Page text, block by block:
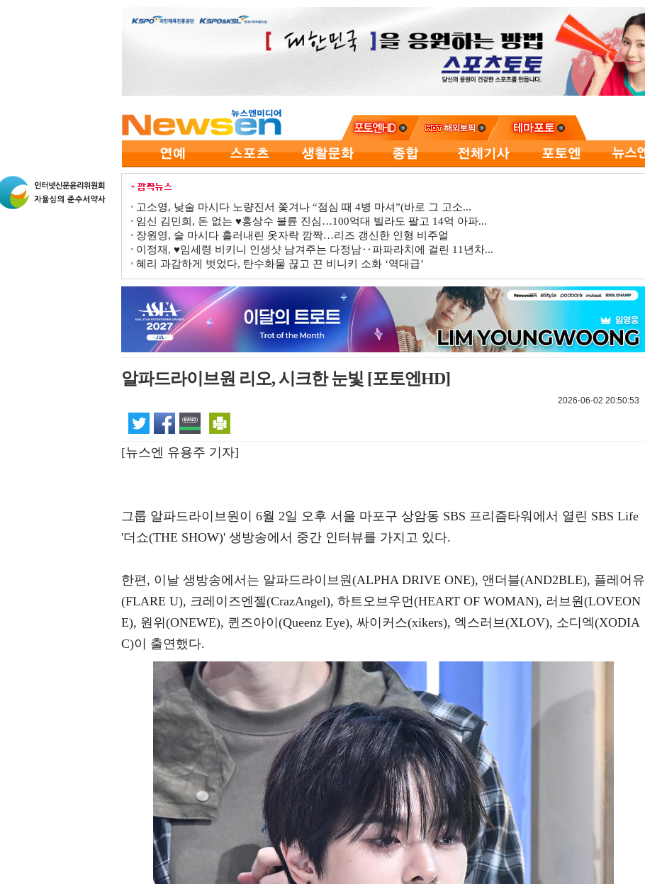
고소영, 낮술 마시다 노량진서 쫓겨나 “점심 때 4병 마셔”(바로 그 고소...
임신 김민희, 돈 없는 ♥홍상수 불륜 진심…100억대 빌라도 팔고 14억 아파...
장원영, 술 마시다 흘러내린 옷자락 깜짝…리즈 갱신한 인형 비주얼
이정재, ♥임세령 비키니 인생샷 남겨주는 다정남‥파파라치에 걸린 11년차...
혜리 과감하게 벗었다, 탄수화물 끊고 끈 비니키 소화 ‘역대급’
알파드라이브원 리오, 시크한 눈빛 [포토엔HD]
2026-06-02 20:50:53
[뉴스엔 유용주 기자]
그룹 알파드라이브원이 6월 2일 오후 서울 마포구 상암동 SBS 프리즘타워에서 열린 SBS Life
'더쇼(THE SHOW)' 생방송에서 중간 인터뷰를 가지고 있다.
한편, 이날 생방송에서는 알파드라이브원(ALPHA DRIVE ONE), 앤더블(AND2BLE), 플레어유
(FLARE U), 크레이즈엔젤(CrazAngel), 하트오브우먼(HEART OF WOMAN), 러브원(LOVEON
E), 원위(ONEWE), 퀸즈아이(Queenz Eye), 싸이커스(xikers), 엑스러브(XLOV), 소디엑(XODIA
C)이 출연했다.